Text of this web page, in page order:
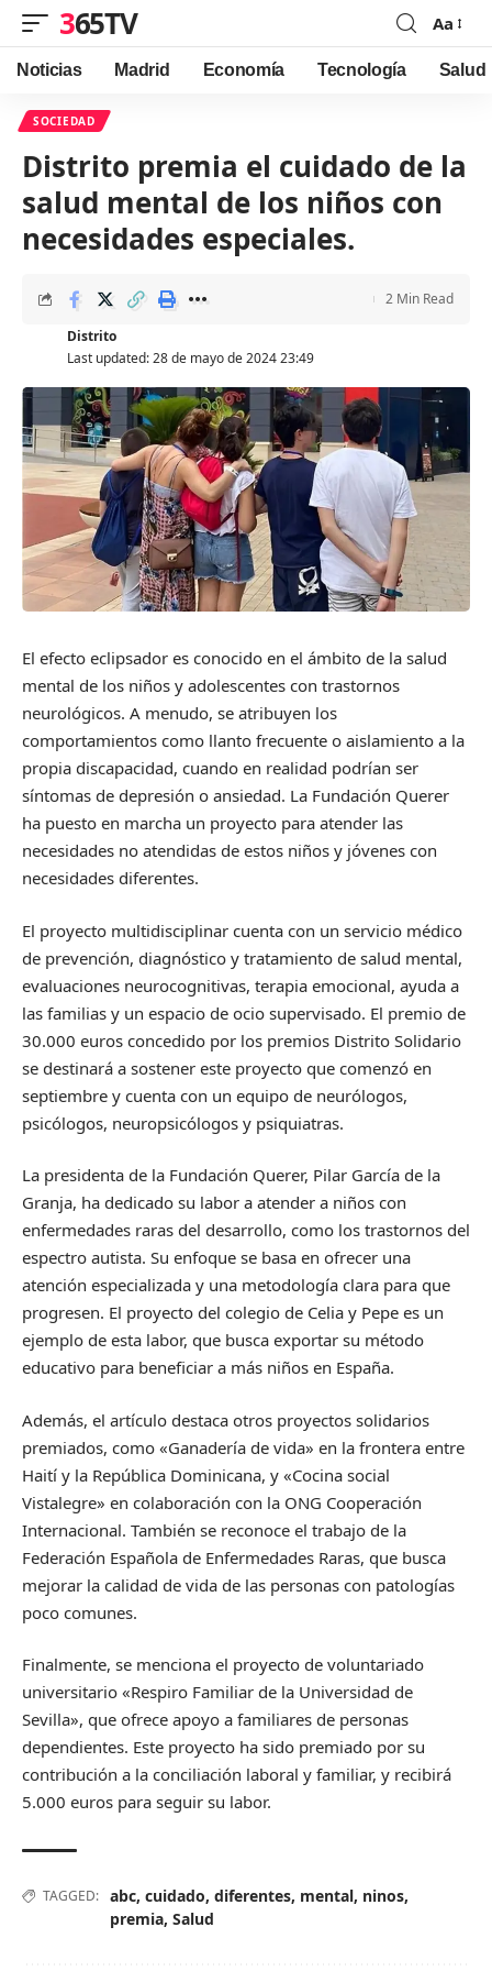
365TV
Font
Resizer
Aa
Noticias Madrid Economía Tecnología Salud
SOCIEDAD
Distrito premia el cuidado de la
salud mental de los niños con
necesidades especiales.
Last updated: 28 de mayo de 2024 23:49
Distrito
2 Min Read
El efecto eclipsador es conocido en el ámbito de la salud
mental de los niños y adolescentes con trastornos
neurológicos. A menudo, se atribuyen los
comportamientos como llanto frecuente o aislamiento a la
propia discapacidad, cuando en realidad podrían ser
síntomas de depresión o ansiedad. La Fundación Querer
ha puesto en marcha un proyecto para atender las
necesidades no atendidas de estos niños y jóvenes con
necesidades diferentes.
El proyecto multidisciplinar cuenta con un servicio médico
de prevención, diagnóstico y tratamiento de salud mental,
evaluaciones neurocognitivas, terapia emocional, ayuda a
las familias y un espacio de ocio supervisado. El premio de
30.000 euros concedido por los premios Distrito Solidario
se destinará a sostener este proyecto que comenzó en
septiembre y cuenta con un equipo de neurólogos,
psicólogos, neuropsicólogos y psiquiatras.
La presidenta de la Fundación Querer, Pilar García de la
Granja, ha dedicado su labor a atender a niños con
enfermedades raras del desarrollo, como los trastornos del
espectro autista. Su enfoque se basa en ofrecer una
atención especializada y una metodología clara para que
progresen. El proyecto del colegio de Celia y Pepe es un
ejemplo de esta labor, que busca exportar su método
educativo para beneficiar a más niños en España.
Además, el artículo destaca otros proyectos solidarios
premiados, como «Ganadería de vida» en la frontera entre
Haití y la República Dominicana, y «Cocina social
Vistalegre» en colaboración con la ONG Cooperación
Internacional. También se reconoce el trabajo de la
Federación Española de Enfermedades Raras, que busca
mejorar la calidad de vida de las personas con patologías
poco comunes.
Finalmente, se menciona el proyecto de voluntariado
universitario «Respiro Familiar de la Universidad de
Sevilla», que ofrece apoyo a familiares de personas
dependientes. Este proyecto ha sido premiado por su
contribución a la conciliación laboral y familiar, y recibirá
5.000 euros para seguir su labor.
TAGGED: abc, cuidado, diferentes, mental, ninos,
premia, Salud